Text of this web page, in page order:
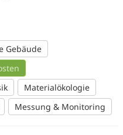
Gebäude
Materialökologie
Messung & Monitoring